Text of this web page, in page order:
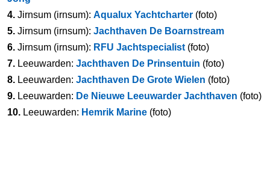
4. Jirnsum (irnsum): Aqualux Yachtcharter (foto)
5. Jirnsum (irnsum): Jachthaven De Boarnstream
6. Jirnsum (irnsum): RFU Jachtspecialist (foto)
7. Leeuwarden: Jachthaven De Prinsentuin (foto)
8. Leeuwarden: Jachthaven De Grote Wielen (foto)
9. Leeuwarden: De Nieuwe Leeuwarder Jachthaven (foto)
10. Leeuwarden: Hemrik Marine (foto)